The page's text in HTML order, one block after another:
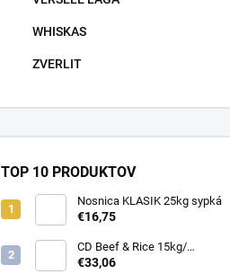
WHISKAS
ZVERLIT
TOP 10 PRODUKTOV
Nosnica KLASIK 25kg sypká
€16,75
CD Beef & Rice 15kg/
Superpremium food
€33,06